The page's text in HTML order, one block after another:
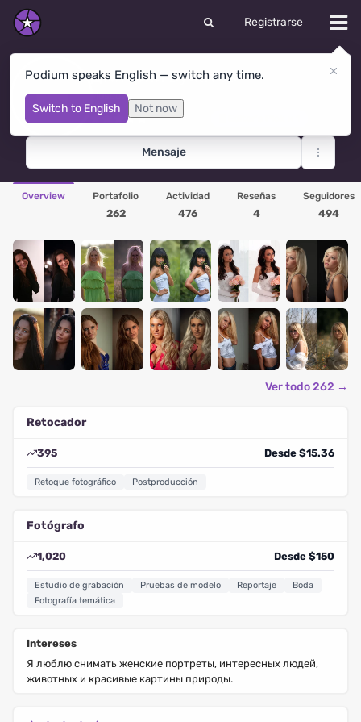
Registrarse
Podium speaks English — switch any time.
Switch to English Not now
Дмитрий Булатов
Moscow
Premium
Mensaje
Overview Portafolio
262
Actividad
476
Reseñas
4
Seguidores
494
Ver todo 262 →
Retocador
395 Desde $15.36
Retoque fotográfico Postproducción
Fotógrafo
1,020 Desde $150
Estudio de grabación Pruebas de modelo Reportaje
Boda
Fotografía temática
Intereses
Я люблю снимать женские портреты, интересных людей,
животных и красивые картины природы.